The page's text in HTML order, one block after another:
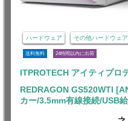
ハードウェア その他ハードウェア
送料無料 24時間以内に出荷
ITPROTECH アイティプロ
REDRAGON GS520WTI
カー/3.5mm有線接続/USB